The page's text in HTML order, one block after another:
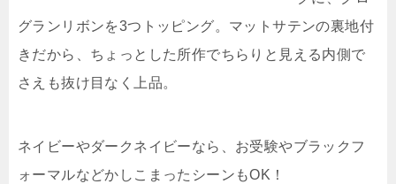
グランリボンを3つトッピング。マットサテンの裏地付
きだから、ちょっとした所作でちらりと見える内側で
さえも抜け目なく上品。
ネイビーやダークネイビーなら、お受験やブラックフ
ォーマルなどかしこまったシーンもOK！